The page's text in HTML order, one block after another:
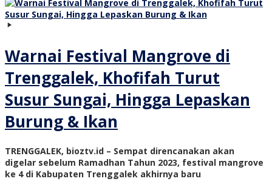
Warnai Festival Mangrove di
Trenggalek, Khofifah Turut
Susur Sungai, Hingga Lepaskan
Burung & Ikan
TRENGGALEK, bioztv.id – Sempat direncanakan akan
digelar sebelum Ramadhan Tahun 2023, festival mangrove
ke 4 di Kabupaten Trenggalek akhirnya baru